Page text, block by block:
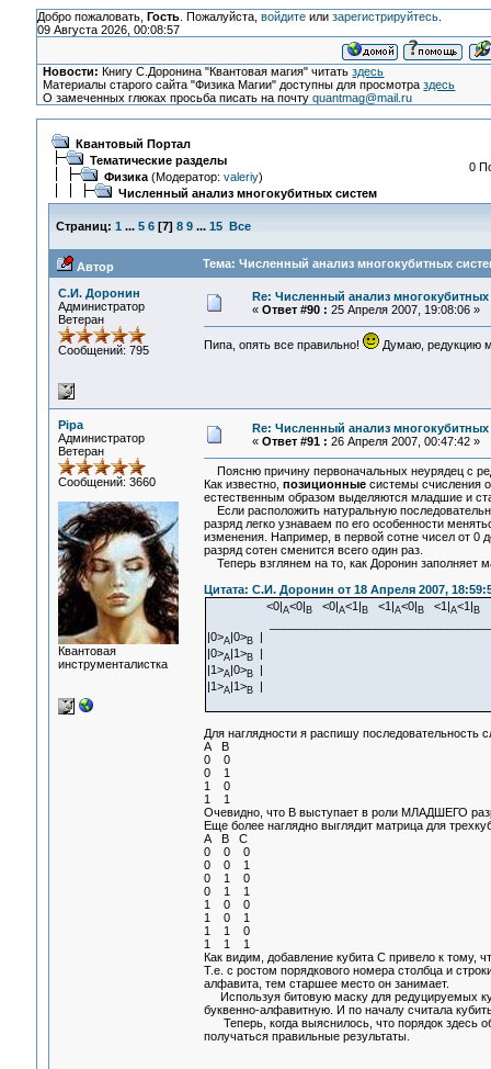
Добро пожаловать, Гость. Пожалуйста, войдитеили зарегистрируйтесь.
09 Августа 2026, 00:08:57
Новости: Книгу С.Доронина "Квантовая магия" читатьздесь
Материалы старого сайта "Физика Магии" доступны для просмотраздесь
О замеченных глюках просьба писать на почтуquantmag@mail.ru
Квантовый Портал
Тематические разделы
Физика(Модератор: valeriy)
Численный анализ многокубитных систем
0
Страниц: 1 ... 5 6[7] 8 9 ... 15 Все
Автор Тема: Численный анализ многокубитных
С.И. Доронин
Администратор
Ветеран
Сообщений: 795
Re: Численный анализ многокубитных
« Ответ #90 : 25 Апреля 2007, 19:08:06 »
Пипа, опять все правильно! Думаю, редукцию
Pipa
Администратор
Ветеран
Сообщений: 3660
Квантовая
инструменталистка
Re: Численный анализ многокубитных
« Ответ #91 : 26 Апреля 2007, 00:47:42 »
Поясню причину первоначальных неурядец с
Как известно, позиционныесистемы счисления
естественным образом выделяются младшие и
Если расположить натуральную
разряд легко узнаваем по его особенности
изменения. Например, в первой сотне чисел от 0
разряд сотен сменится всего один раз.
Теперь взглянем на то, как Доронин заполняет
Цитата: С.И. Доронин от 18 Апреля 2007,
<0| A<0| B<0| A<1| B<1| A<0| B<1| A<1| B
|0>A|0>B|
|0>A|1>B|
|1>A|0>B|
|1>A |1>B|
Для наглядности я распишу последовательность
A B
0 0
0 1
1 0
1 1
Очевидно, что B выступает в роли МЛАДШЕГО
Еще более наглядно выглядит матрица для
A B С
0 0 0
0 0 1
0 1 0
0 1 1
1 0 0
1 0 1
1 1 0
1 1 1
Как видим, добавление кубита C привело к тому,
Т.е. с ростом порядкового номера столбца и
алфавита, тем старшее место он занимает.
Используя битовую маску для редуцируемых
буквенно-алфавитную. И по началу считала
Теперь, когда выяснилось, что порядок здесь
получаться правильные результаты.